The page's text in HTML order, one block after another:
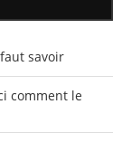
savoir
comment le